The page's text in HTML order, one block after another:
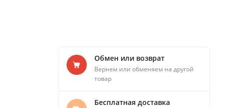
Обмен или возврат
Вернем или обменяем на другой
товар
Бесплатная доставка